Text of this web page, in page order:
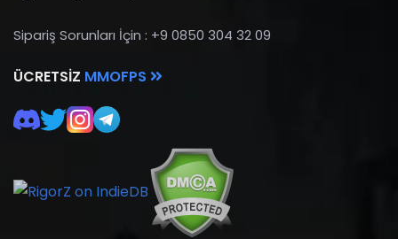
Sipariş Sorunları İçin : +9 0850 304 32 09
ÜCRETSIZ MMOFPS